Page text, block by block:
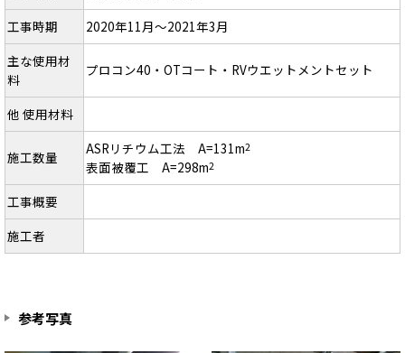
工事時期
2020年11月～2021年3月
主な使用材
料
プロコン40・OTコート・RVウエットメントセット
他 使用材料
施工数量 ASRリチウム工法 A=131m2
表面被覆工 A=298m2
工事概要
施工者
参考写真